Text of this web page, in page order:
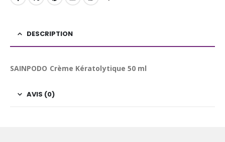
DESCRIPTION
SAINPODO Crème Kératolytique 50 ml
AVIS (0)